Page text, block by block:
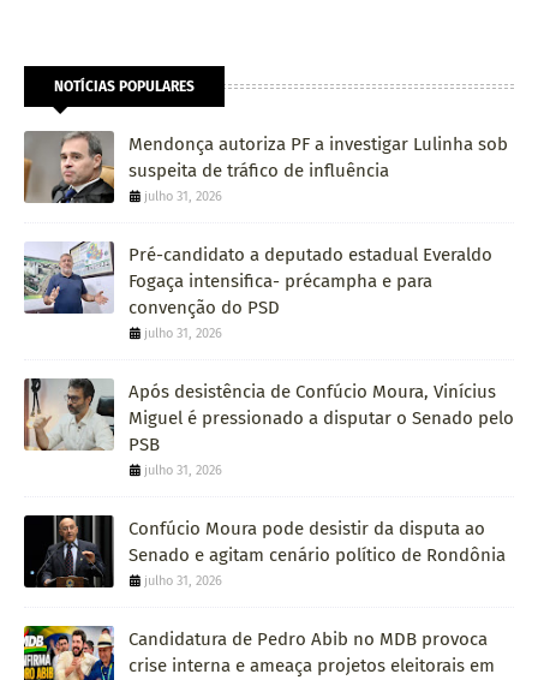
NOTÍCIAS POPULARES
Mendonça autoriza PF a investigar Lulinha sob
suspeita de tráfico de influência
julho 31, 2026
Pré-candidato a deputado estadual Everaldo
Fogaça intensifica- précampha e para
convenção do PSD
julho 31, 2026
Após desistência de Confúcio Moura, Vinícius
Miguel é pressionado a disputar o Senado pelo
PSB
julho 31, 2026
Confúcio Moura pode desistir da disputa ao
Senado e agitam cenário político de Rondônia
julho 31, 2026
Candidatura de Pedro Abib no MDB provoca
crise interna e ameaça projetos eleitorais em